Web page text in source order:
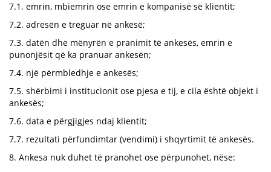
7.1. emrin, mbiemrin ose emrin e kompanisë së klientit;
7.2. adresën e treguar në ankesë;
7.3. datën dhe mënyrën e pranimit të ankesës, emrin e
punonjësit që ka pranuar ankesën;
7.4. një përmbledhje e ankesës;
7.5. shërbimi i institucionit ose pjesa e tij, e cila është objekt i
ankesës;
7.6. data e përgjigjes ndaj klientit;
7.7. rezultati përfundimtar (vendimi) i shqyrtimit të ankesës.
8. Ankesa nuk duhet të pranohet ose përpunohet, nëse: